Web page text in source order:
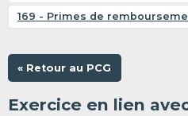
169 - Primes de
« Retour au PCG
Exercice en lien